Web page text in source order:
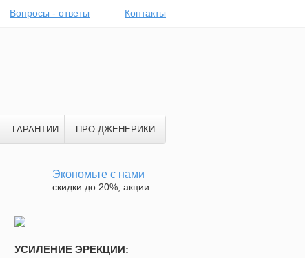
Вопросы - ответы Контакты
ГАРАНТИИ ПРО ДЖЕНЕРИКИ
Экономьте с нами
скидки до 20%, акции
УСИЛЕНИЕ ЭРЕКЦИИ: